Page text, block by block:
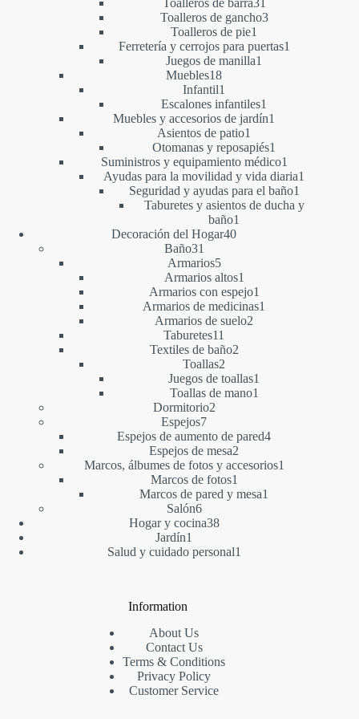
Toalleros de barra31
productos
Toalleros de gancho33
Toalleros de pie1
producto
Ferretería y cerrojos para puertas1
Juegos de manilla1
Muebles1818
productos
Infantil1
producto
Escalones infantiles1
producto
Muebles y accesorios de jardín1
Asientos de patio1
producto
Otomanas y reposapiés1
producto
Suministros y equipamiento médico1
producto
Ayudas para la movilidad y vida diaria1
Seguridad y ayudas para el baño1
producto
Taburetes y asientos de ducha y
baño1
Decoración del Hogar4040
Baño31
productos
Armarios55
productos
Armarios altos1
producto
Armarios con espejo1
producto
Armarios de medicinas1
Armarios de suelo2
Taburetes11
productos
Textiles de baño22
Toallas2
productos
Juegos de toallas1
Toallas de mano1
Dormitorio22
Espejos77
productos
Espejos de aumento de pared44
Espejos de mesa2
productos
Marcos, álbumes de fotos y accesorios1
Marcos de fotos1
producto
Marcos de pared y mesa1
Salón66
productos
Hogar y cocina3838
Jardín1
producto
Salud y cuidado personal1
Information
About Us
Contact Us
Terms & Conditions
Privacy Policy
Customer Service